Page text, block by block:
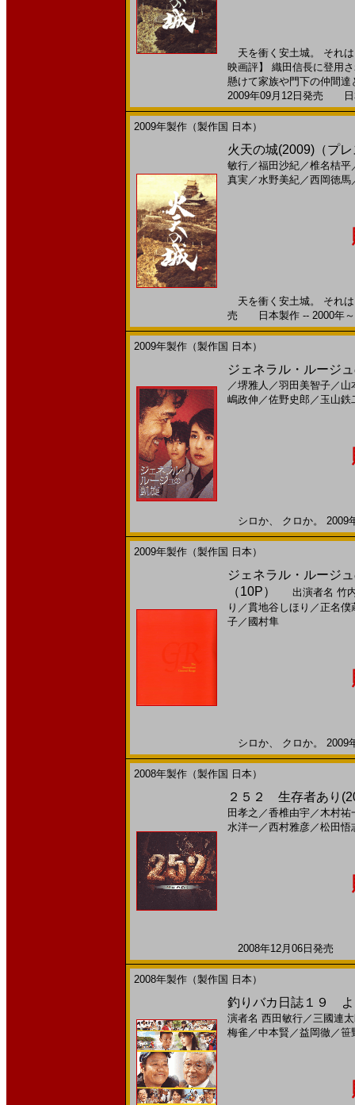
天を衝く安土城。 それ
映画評】 織田信長に登用
懸けて家族や門下の仲間
2009年09月12日発売 日
2009年製作（製作国 日本）
火天の城(2009)（プ
敏行／福田沙紀／椎名桔平
真実／水野美紀／西岡徳馬
天を衝く安土城。 それ
売 日本製作 -- 2000年～
2009年製作（製作国 日本）
ジェネラル・ルージ
／堺雅人 ／羽田美智子／ 山
嶋政伸 ／佐野史郎 ／ 玉山鉄
シロか、 クロか。
2009年製作（製作国 日本）
ジェネラル・ルージ
（10P）
出演者名 竹
り ／貫地谷しほり ／正名僕
子／ 國村隼
シロか、 クロか。
2008年製作（製作国 日本）
２５２ 生存者あり
田孝之 ／香椎由宇／木村祐
水洋一 ／西村雅彦／松田悟
2008年12月06日発売
2008年製作（製作国 日本）
釣りバカ日誌１９ よ
演者名 西田敏行／三國連
梅雀 ／中本賢 ／益岡徹 ／笹